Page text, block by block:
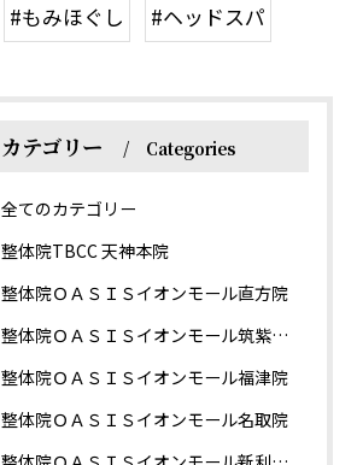
#もみほぐし #ヘッドスパ
カテゴリー Categories
全てのカテゴリー
整体院TBCC 天神本院
整体院ＯＡＳＩＳイオンモール直方院
整体院ＯＡＳＩＳイオンモール筑紫野院
整体院ＯＡＳＩＳイオンモール福津院
整体院ＯＡＳＩＳイオンモール名取院